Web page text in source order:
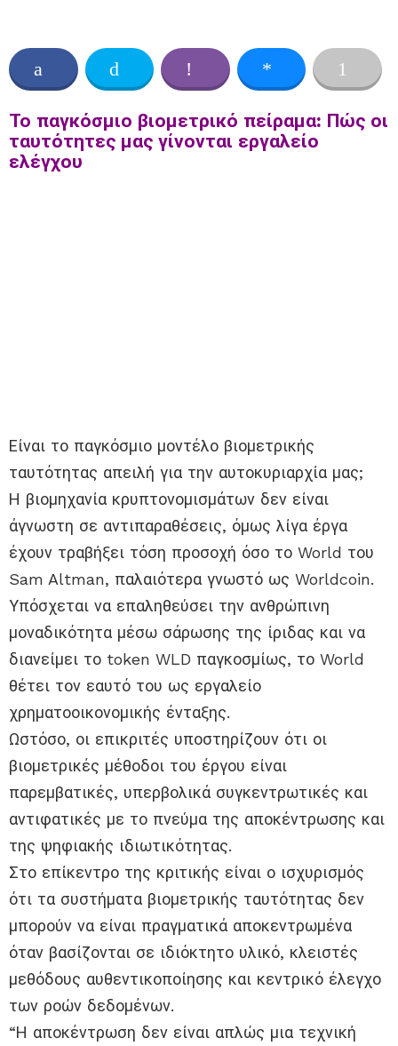
Το παγκόσμιο βιομετρικό πείραμα: Πώς οι
ταυτότητες μας γίνονται εργαλείο
ελέγχου
Είναι το παγκόσμιο μοντέλο βιομετρικής
ταυτότητας απειλή για την αυτοκυριαρχία μας;
Η βιομηχανία κρυπτονομισμάτων δεν είναι
άγνωστη σε αντιπαραθέσεις, όμως λίγα έργα
έχουν τραβήξει τόση προσοχή όσο το World του
Sam Altman, παλαιότερα γνωστό ως Worldcoin.
Υπόσχεται να επαληθεύσει την ανθρώπινη
μοναδικότητα μέσω σάρωσης της ίριδας και να
διανείμει το token WLD παγκοσμίως, το World
θέτει τον εαυτό του ως εργαλείο
χρηματοοικονομικής ένταξης.
Ωστόσο, οι επικριτές υποστηρίζουν ότι οι
βιομετρικές μέθοδοι του έργου είναι
παρεμβατικές, υπερβολικά συγκεντρωτικές και
αντιφατικές με το πνεύμα της αποκέντρωσης και
της ψηφιακής ιδιωτικότητας.
Στο επίκεντρο της κριτικής είναι ο ισχυρισμός
ότι τα συστήματα βιομετρικής ταυτότητας δεν
μπορούν να είναι πραγματικά αποκεντρωμένα
όταν βασίζονται σε ιδιόκτητο υλικό, κλειστές
μεθόδους αυθεντικοποίησης και κεντρικό έλεγχο
των ροών δεδομένων.
“Η αποκέντρωση δεν είναι απλώς μια τεχνική